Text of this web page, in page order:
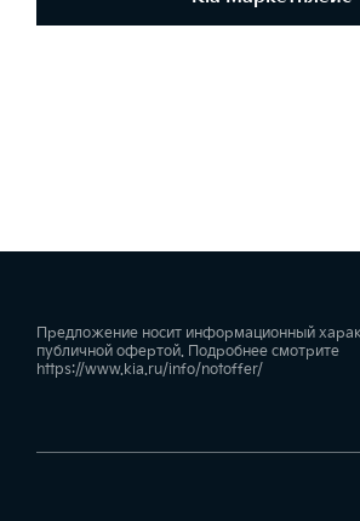
Предложение носит информационный
публичной офертой. Подробнее смотрите
https://www.kia.ru/info/notoffer/